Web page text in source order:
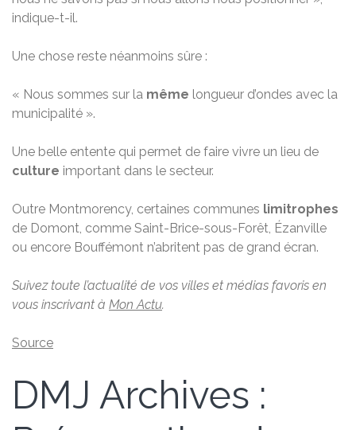
indique-t-il.
Une chose reste néanmoins sûre :
« Nous sommes sur la même longueur d’ondes avec la
municipalité ».
Une belle entente qui permet de faire vivre un lieu de
culture important dans le secteur.
Outre Montmorency, certaines communes limitrophes
de Domont, comme Saint-Brice-sous-Forêt, Ézanville
ou encore Bouffémont n’abritent pas de grand écran.
Suivez toute l’actualité de vos villes et médias favoris en
vous inscrivant à Mon Actu.
Source
DMJ Archives :